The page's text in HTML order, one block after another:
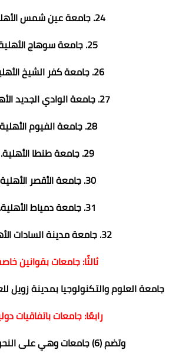
24. جامعة عين شمس الأهلية.
25. جامعة سوهاج الأهلية.
26. جامعة كفر الشيخ الأهلية.
27. جامعة الوادي الجديد الأهلية.
28. جامعة الفيوم الأهلية.
29. جامعة طنطا الأهلية.
30. جامعة الأقصر الأهلية.
31. جامعة دمياط الأهلية.
32. جامعة مدينة السادات الأهلية.
ثالثًا: جامعات بقوانين
جامعة العلوم والتكنولوجيا بمدينة زويل
رابعًا: جامعات باتفاقيات
وتضم (6) جامعات وهي على النحو التالي: